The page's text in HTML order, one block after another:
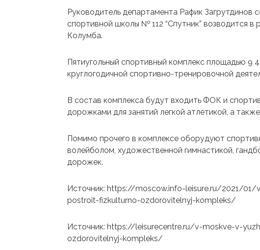
Руководитель департамента Рафик Загрутдинов
спортивной школы № 112 “Спутник” возводится
Колумба.
Пятиугольный спортивный комплекс площадью 9
круглогодичной спортивно-тренировочной
В состав комплекса будут входить ФОК и
дорожками для занятий легкой атлетикой, а
Помимо прочего в комплексе оборудуют
волейболом, художественной гимнастикой,
дорожек.
Источник: https://moscow.info-leisure.ru/2021/
postroit-fizkulturno-ozdorovitelnyj-kompleks/
Источник: https://leisurecentre.ru/v-moskve-v-
ozdorovitelnyj-kompleks/